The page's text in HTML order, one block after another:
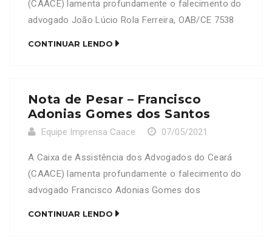
(CAACE) lamenta profundamente o falecimento do
advogado João Lúcio Rola Ferreira, OAB/CE 7538
CONTINUAR LENDO
Nota de Pesar – Francisco
Adonias Gomes dos Santos
Equipe Imprensa Caace 07/05/2021
A Caixa de Assistência dos Advogados do Ceará
(CAACE) lamenta profundamente o falecimento do
advogado Francisco Adonias Gomes dos
CONTINUAR LENDO